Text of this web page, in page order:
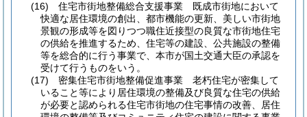
(16)
住宅市街地整備総合支援事業 既成市街地において
快適な居住環境の創出、都市機能の更新、美しい市街地
景観の形成等を図りつつ職住近接型の良質な市街地住宅
の供給を推進するため、住宅等の建設、公共施設の整備
等を総合的に行う事業で、本市が国土交通大臣の承認を
受けて行うものをいう。
(17)
密集住宅市街地整備促進事業 老朽住宅が密集して
いること等により居住環境の整備及び良質な住宅の供給
が必要と認められる住宅市街地の住宅事情の改善、居住